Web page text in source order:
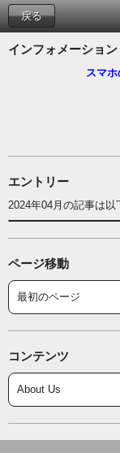
戻る
インフォメーション
スマ
エントリー
2024年04月の記事は以
ページ移動
最初のページ
コンテンツ
About Us